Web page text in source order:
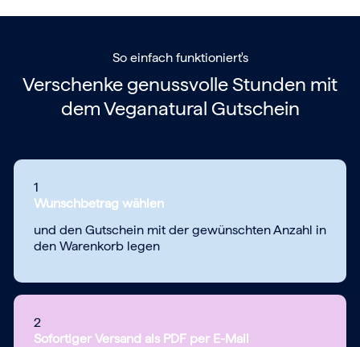
So einfach funktioniert's
Verschenke genussvolle Stunden mit
demVeganatural Gutschein
1
Wunschbetrag wählen
und den Gutschein mit der gewünschten Anzahl in
den Warenkorb legen
2
Sofortiger Versand als PDF per E-Mail